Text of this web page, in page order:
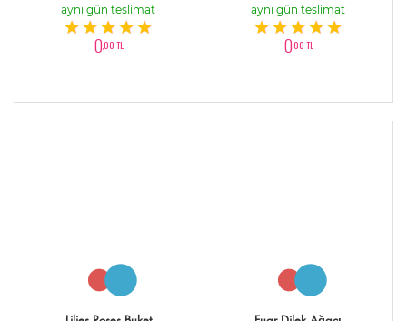
aynı gün teslimat
0,00 TL
aynı gün teslimat
0,00 TL